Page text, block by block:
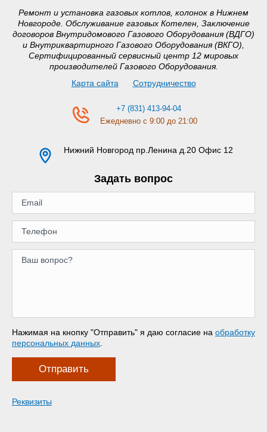
Ремонт и установка газовых котлов, колонок в Нижнем
Новгороде. Обслуживание газовых Котелен, Заключение
договоров Внутридомового Газового Оборудования (ВДГО)
и Внутриквартирного Газового Оборудования (ВКГО),
Сертифицированный сервисный центр 12 мировых
производителей Газового Оборудования.
Карта сайта
Сотрудничество
+7 (831) 413-94-04
Ежедневно с 9:00 до 21:00
Нижний Новгород пр.Ленина д.20 Офис 12
Задать вопрос
Нажимая на кнопку "Отправить" я даю согласие на обработку
персональных данных
Отправить
Реквизиты